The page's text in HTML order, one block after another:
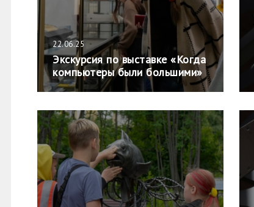
22.06.25
Экскурсия по выставке «Когда
компьютеры были большими»